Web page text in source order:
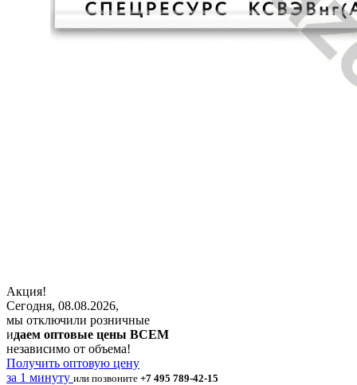
Акция!
Сегодня, 08.08.2026,
мы отключили розничные
идаем оптовые цены ВСЕМ
независимо от объема!
Получить оптовую цену
за 1 минуту или позвоните +7 495 789-42-15